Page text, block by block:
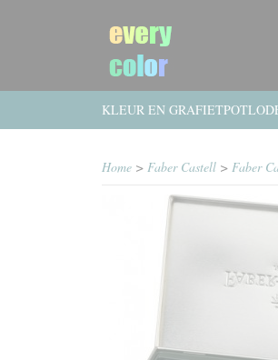
KLEUR EN
Home > Faber Castell > Faber